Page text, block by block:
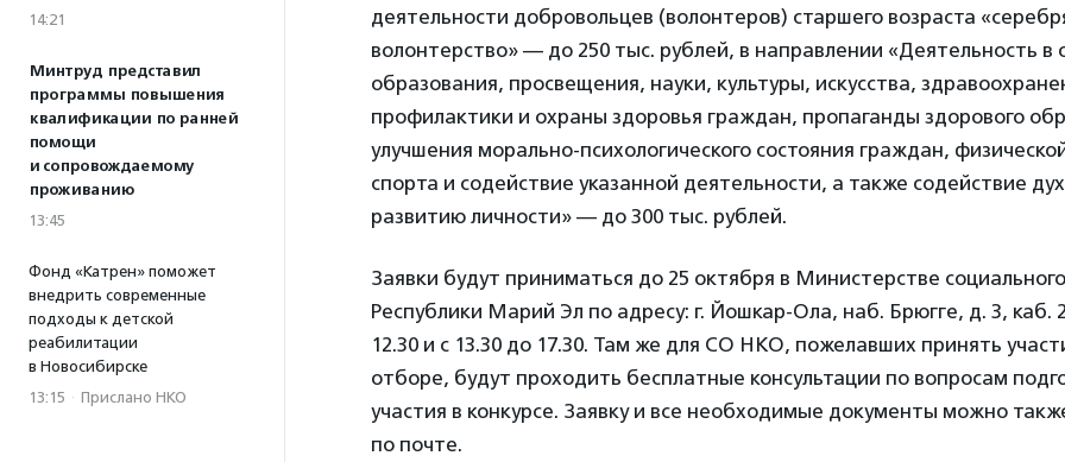
14:21
Минтруд представил
программы повышения
квалификации по ранней
помощи
и сопровождаемому
проживанию
13:45
Фонд «Катрен» поможет
внедрить современные
подходы к детской
реабилитации
в Новосибирске
13:15 · Прислано НКО
деятельности добровольцев (волонтеров) старшего возраста
волонтерство» — до 250 тыс. рублей, в направлении «Деятельность в
образования, просвещения, науки, культуры, искусства,
профилактики и охраны здоровья граждан, пропаганды здорового
улучшения морально-психологического состояния граждан,
спорта и содействие указанной деятельности, а также содействие
развитию личности» — до 300 тыс. рублей.
Заявки будут приниматься до 25 октября в Министерстве
Республики Марий Эл по адресу: г. Йошкар-Ола, наб. Брюгге, д. 3, каб.
12.30 и с 13.30 до 17.30. Там же для СО НКО, пожелавших принять
отборе, будут проходить бесплатные консультации по вопросам
участия в конкурсе. Заявку и все необходимые документы можно
по почте.